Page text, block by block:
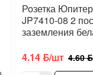
Розетка
JP7410-08 2
заземления
4.14 ƃ/шт 4.60